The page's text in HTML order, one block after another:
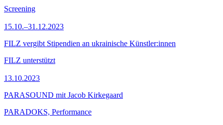
Screening
15.10.–31.12.2023
FILZ vergibt Stipendien an ukrainische Künstler:innen
FILZ unterstützt
13.10.2023
PARASOUND mit Jacob Kirkegaard
PARADOKS, Performance